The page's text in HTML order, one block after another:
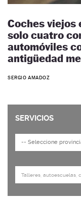
Coches viejos
solo cuatro
automóviles
antigüedad
SERGIO AMADOZ